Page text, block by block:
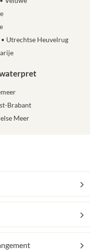
Utrechtse Heuvelrug
Brabant
Meer